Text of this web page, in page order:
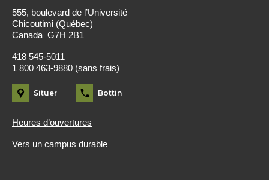
555, boulevard de l’Université
Chicoutimi (Québec)
Canada G7H 2B1
418 545-5011
1 800 463-9880 (sans frais)
Situer Bottin
Heures d’ouvertures
Vers un campus durable